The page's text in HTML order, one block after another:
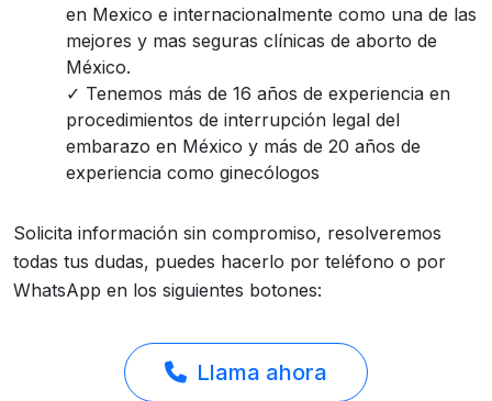
en Mexico e internacionalmente como una de las
mejores y mas seguras clínicas de aborto de
México.
Tenemos más de 16 años de experiencia en
procedimientos de interrupción legal del
embarazo en México y más de 20 años de
experiencia como ginecólogos
Solicita información sin compromiso, resolveremos
todas tus dudas, puedes hacerlo por teléfono o por
WhatsApp en los siguientes botones:
Llama ahora